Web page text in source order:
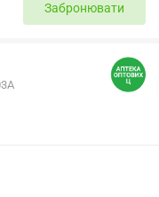
Забронювати